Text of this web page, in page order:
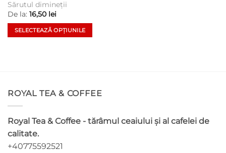
Sărutul dimineții
De la: 16,50 lei
SELECTEAZĂ OPȚIUNILE
variații.
Opțiunile
fi
alese
în
ROYAL TEA & COFFEE
Royal Tea & Coffee - tărâmul ceaiului și al cafelei de
calitate.
+40775592521